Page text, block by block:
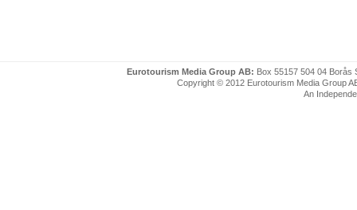
Eurotourism Media Group AB: Box 55157 504 04 Borås
Copyright © 2012 Eurotourism Media Group
An